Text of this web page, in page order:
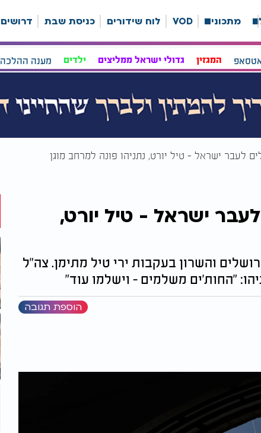
מתכונים VOD לוח שידורים כניסת שבת דרושים
המגזין גדולי ישראל ממליצים ילדים מענה ההלכה
לעבר ישראל - טיל יורט, נתניהו פונה למרחב מוגן
ישראל - טיל יורט,
דן, ירושלים והשרון בעקבות ירי טיל מתימן. צה"ל
"החות'ים משלמים - וישלמו עוד"
הוספת תגובה